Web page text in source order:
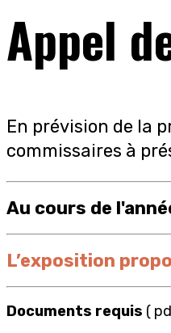
Appel
En prévision de la
commissaires à
Au cours de
L’exposition
Documents requis (